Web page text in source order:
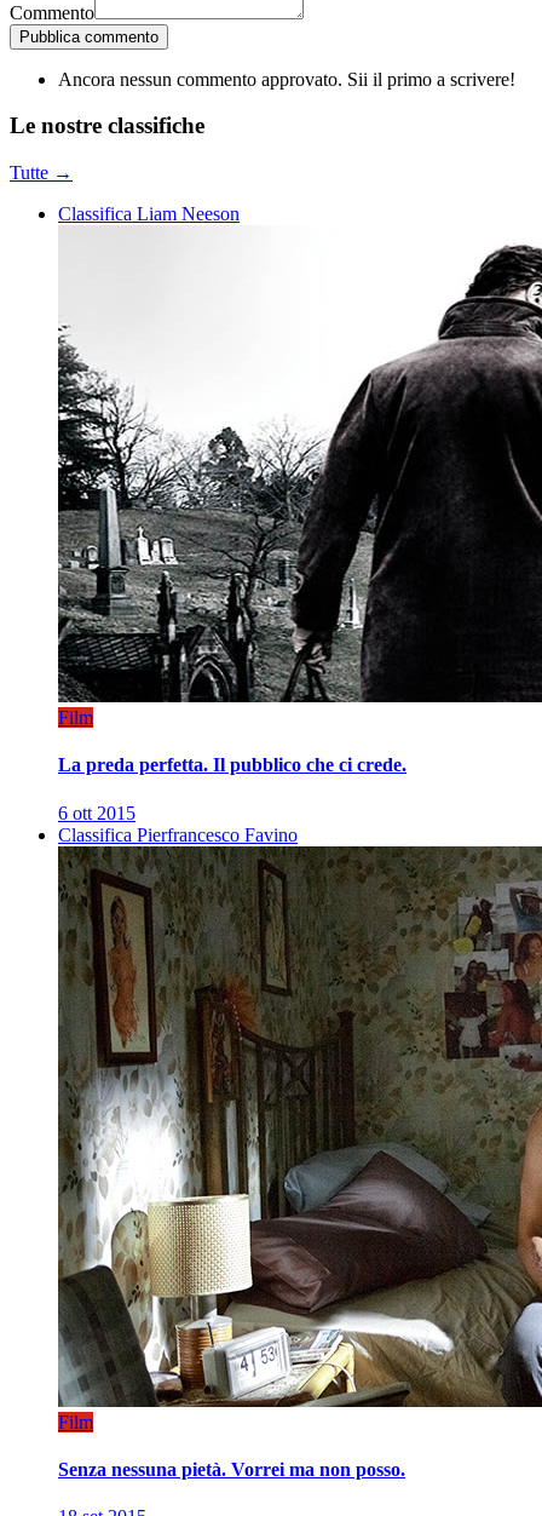
Commento
Pubblica commento
Ancora nessun commento approvato. Sii il primo a scrivere!
Le nostre classifiche
Tutte →
Classifica Liam Neeson
Film
La preda perfetta. Il pubblico che ci crede.
6 ott 2015
Classifica Pierfrancesco Favino
Film
Senza nessuna pietà. Vorrei ma non posso.